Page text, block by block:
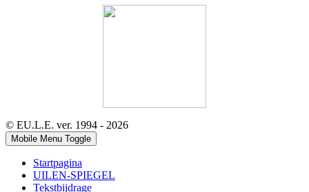
© EU.L.E. ver. 1994 - 2026
Mobile Menu Toggle
Startpagina
UILEN-SPIEGEL
Tekstbijdrage